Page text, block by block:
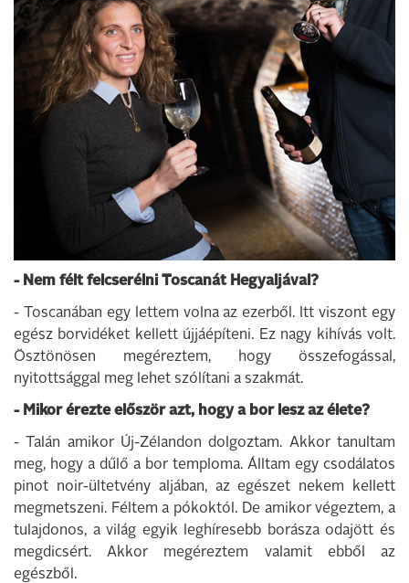
- Nem félt felcserélni Toscanát Hegyaljával?
- Toscanában egy lettem volna az ezerből. Itt viszont egy
egész borvidéket kellett újjáépíteni. Ez nagy kihívás volt.
Ösztönösen megéreztem, hogy összefogással,
nyitottsággal meg lehet szólítani a szakmát.
- Mikor érezte először azt, hogy a bor lesz az élete?
- Talán amikor Új-Zélandon dolgoztam. Akkor tanultam
meg, hogy a dűlő a bor temploma. Álltam egy csodálatos
pinot noir-ültetvény aljában, az egészet nekem kellett
megmetszeni. Féltem a pókoktól. De amikor végeztem, a
tulajdonos, a világ egyik leghíresebb borásza odajött és
megdicsért. Akkor megéreztem valamit ebből az
egészből.